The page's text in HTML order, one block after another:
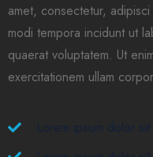
amet, consectetur,
modi tempora incidunt ut
quaerat voluptatem. Ut
exercitationem ullam